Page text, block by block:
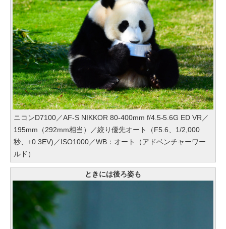
ニコンD7100／AF-S NIKKOR 80-400mm f/4.5-5.6G ED VR／
195mm（292mm相当）／絞り優先オート（F5.6、1/2,000
秒、+0.3EV)／ISO1000／WB：オート（アドベンチャーワー
ルド）
ときには後ろ姿も